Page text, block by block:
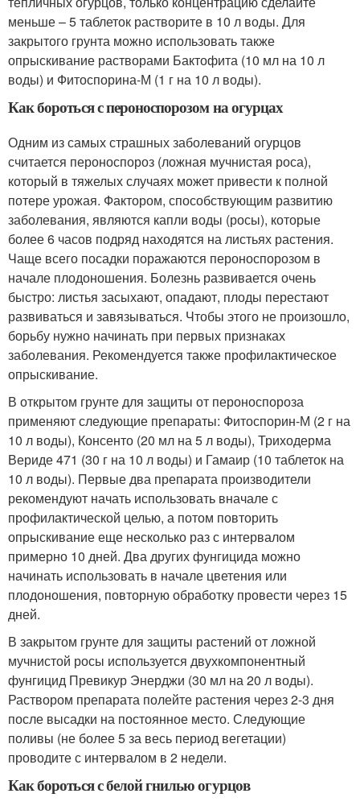
меньше – 5 таблеток растворите в 10 л воды. Для
закрытого грунта можно использовать также
опрыскивание растворами Бактофита (10 мл на 10 л
воды) и Фитоспорина-М (1 г на 10 л воды).
Как бороться с пероноспорозом на огурцах
Одним из самых страшных заболеваний огурцов
считается пероноспороз (ложная мучнистая роса),
который в тяжелых случаях может привести к полной
потере урожая. Фактором, способствующим развитию
заболевания, являются капли воды (росы), которые
более 6 часов подряд находятся на листьях растения.
Чаще всего посадки поражаются пероноспорозом в
начале плодоношения. Болезнь развивается очень
быстро: листья засыхают, опадают, плоды перестают
развиваться и завязываться. Чтобы этого не произошло,
борьбу нужно начинать при первых признаках
заболевания. Рекомендуется также профилактическое
опрыскивание.
В открытом грунте для защиты от пероноспороза
применяют следующие препараты: Фитоспорин-М (2 г на
10 л воды), Консенто (20 мл на 5 л воды), Триходерма
Вериде 471 (30 г на 10 л воды) и Гамаир (10 таблеток на
10 л воды). Первые два препарата производители
рекомендуют начать использовать вначале с
профилактической целью, а потом повторить
опрыскивание еще несколько раз с интервалом
примерно 10 дней. Два других фунгицида можно
начинать использовать в начале цветения или
плодоношения, повторную обработку провести через 15
дней.
В закрытом грунте для защиты растений от ложной
мучнистой росы используется двухкомпонентный
фунгицид Превикур Энерджи (30 мл на 20 л воды).
Раствором препарата полейте растения через 2-3 дня
после высадки на постоянное место. Следующие
поливы (не более 5 за весь период вегетации)
проводите с интервалом в 2 недели.
Как бороться с белой гнилью огурцов